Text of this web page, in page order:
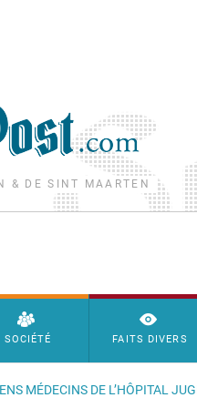
& DE SINT MAARTEN
SOCIÉTÉ FAITS DIVERS
MÉDECINS DE L’HÔPITAL